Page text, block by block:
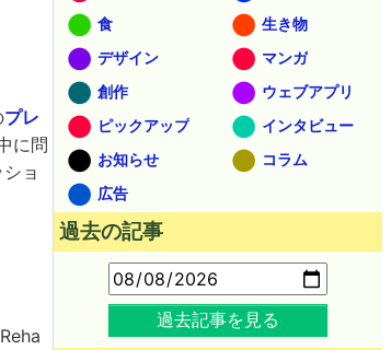
プレ
に問
ョ
食
生き物
デザイン
マンガ
創作
ウェブアプリ
ピックアップ
インタビュー
お知らせ
コラム
広告
過去の記事
過去記事を見る